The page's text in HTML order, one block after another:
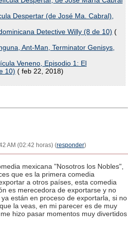
Despertar (de José Ma. Cabral),
Detective Willy (8 de 10) (
Ant-Man, Terminator Genisys,
Veneno, Episodio 1: El
10) ( feb 22, 2018)
AM (02:42 horas) (responder)
mexicana "Nosotros los Nobles",
que es la primera comedia
a otros países, esta comedia
es merecedora de exportarse y no
están en proceso de exportarla, si no
la veas, en mi parecer es de muy
hizo pasar momentos muy divertidos